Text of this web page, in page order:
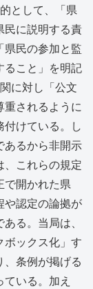
として、「県
民に説明する責
民の参加と監
ること」を明記
に対し「公文
されるように
けている。し
あるから非開示
、これらの規定
で開かれた県
や認定の論拠が
る。当局は、
ボックス化」す
条例が掲げる
いる。加え